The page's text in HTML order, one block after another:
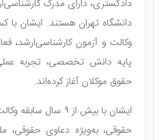
دادگستری، دارای مدرک
دانشگاه تهران هستند. ایشان با
وکالت و آزمون کارشناسی‌ارشد،
پایه دانش تخصصی، تجربه
حقوق موکلان آغاز کرده‌اند.
ایشان با بیش از ۹
حقوقی، به‌ویژه دعاوی حقوقی،